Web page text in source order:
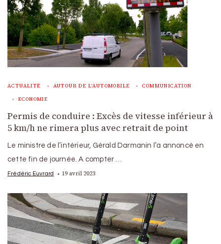
ACTUALITÉ AUTOUR DE L'AUTOMOBILE COMMUNICATION
ECONOMIE
Permis de conduire : Excès de vitesse inférieur à
5 km/h ne rimera plus avec retrait de point
Le ministre de l’intérieur, Gérald Darmanin l’a annoncé en
cette fin de journée. A compter …
Frédéric Euvrard 19 avril 2023